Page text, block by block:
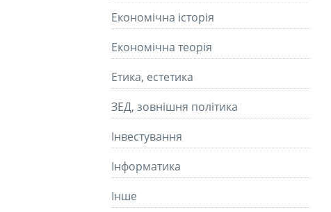
Економічна історія
Економічна теорія
Етика, естетика
ЗЕД, зовнішня політика
Інвестування
Інформатика
Інше